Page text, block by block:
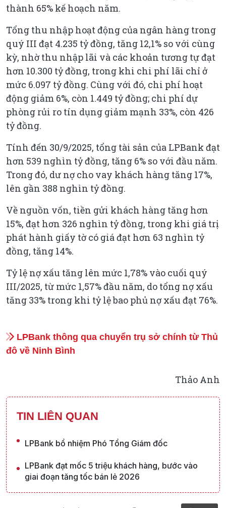
thành 65% kế hoạch năm.
Tổng thu nhập hoạt động của ngân hàng trong
quý III đạt 4.235 tỷ đồng, tăng 12,1% so với cùng
kỳ, nhờ thu nhập lãi và các khoản tương tự đạt
hơn 10.300 tỷ đồng, trong khi chi phí lãi chỉ ở
mức 6.097 tỷ đồng. Cùng với đó, chi phí hoạt
động giảm 6%, còn 1.449 tỷ đồng; chi phí dự
phòng rủi ro tín dụng giảm mạnh 33%, còn 426
tỷ đồng.
Tính đến 30/9/2025, tổng tài sản của LPBank đạt
hơn 539 nghìn tỷ đồng, tăng 6% so với đầu năm.
Trong đó, dư nợ cho vay khách hàng tăng 17%,
lên gần 388 nghìn tỷ đồng.
Về nguồn vốn, tiền gửi khách hàng tăng hơn
15%, đạt hơn 326 nghìn tỷ đồng, trong khi giá trị
phát hành giấy tờ có giá đạt hơn 63 nghìn tỷ
đồng, tăng 14%.
Tỷ lệ nợ xấu tăng lên mức 1,78% vào cuối quý
III/2025, từ mức 1,57% đầu năm, do tổng nợ xấu
tăng 33% trong khi tỷ lệ bao phủ nợ xấu đạt 76%.
LPBank thông qua chuyển trụ sở chính từ Thủ
đô về Ninh Bình
Thảo Anh
TIN LIÊN QUAN
LPBank bổ nhiệm Phó Tổng Giám đốc
LPBank đạt mốc 5 triệu khách hàng, bước vào
giai đoạn tăng tốc bán lẻ 2026